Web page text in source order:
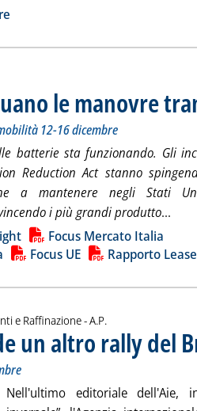
notizia
le manovre
12-16 dicembre
batterie sta funzionando. Gli
Reduction Act stanno
a mantenere negli Stati
i più grandi produtto...
notiziaFocus Mercato Italia
Focus UE Rapporto
e Raffinazione -di:
A.P.
un altro rally del
Nell'ultimo editoriale dell'Aie,